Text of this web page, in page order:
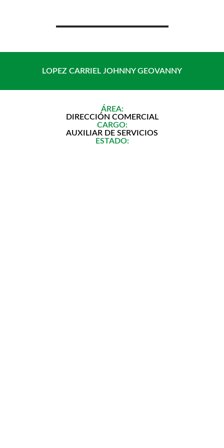
contenido
LOPEZ CARRIEL JOHNNY GEOVANNY
ÁREA:
DIRECCIÓN COMERCIAL
CARGO:
AUXILIAR DE SERVICIOS
ESTADO: